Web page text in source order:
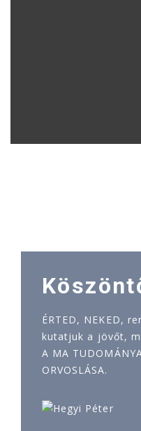
ÉRTED, NEKED,
kutatjuk a jövőt,
A MA
ORVOSLÁSA.